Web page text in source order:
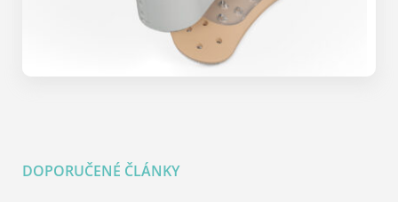
DOPORUČENÉ ČLÁNKY